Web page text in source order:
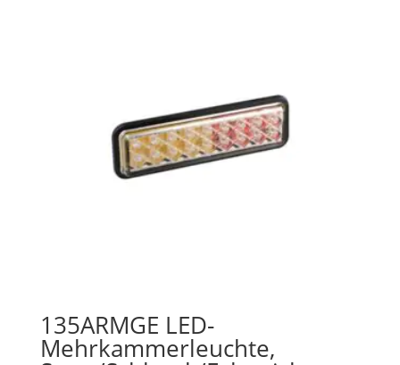
135ARMGE LED-
Mehrkammerleuchte,